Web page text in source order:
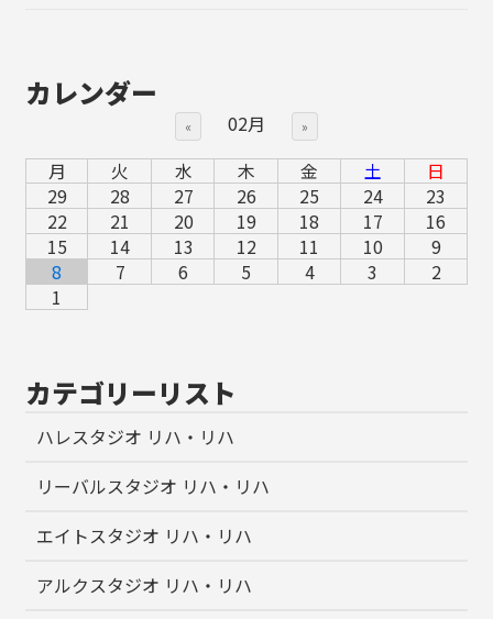
カレンダー
« 02月 »
月 火 水 木 金 土
日
29
28 27 26 25 24
23
22
21 20 19 18 17
16
15
14 13 12 11 10
9
8
7 6 5 4 3
2
1
カテゴリーリスト
ハレスタジオ リハ・リハ
リーバルスタジオ リハ・リハ
エイトスタジオ リハ・リハ
アルクスタジオ リハ・リハ